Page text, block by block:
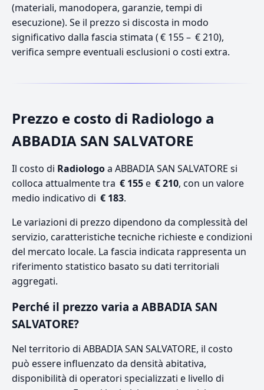
(materiali, manodopera, garanzie, tempi di
esecuzione). Se il prezzo si discosta in modo
significativo dalla fascia stimata ( € 155 – € 210),
verifica sempre eventuali esclusioni o costi extra.
Prezzo e costo di Radiologo a
ABBADIA SAN SALVATORE
Il costo di Radiologoa ABBADIA SAN SALVATORE si
colloca attualmente tra € 155e € 210, con un valore
medio indicativo di € 183.
Le variazioni di prezzo dipendono da complessità del
servizio, caratteristiche tecniche richieste e condizioni
del mercato locale. La fascia indicata rappresenta un
riferimento statistico basato su dati territoriali
aggregati.
Perché il prezzo varia a ABBADIA SAN
SALVATORE?
Nel territorio di ABBADIA SAN SALVATORE, il costo
può essere influenzato da densità abitativa,
disponibilità di operatori specializzati e livello di